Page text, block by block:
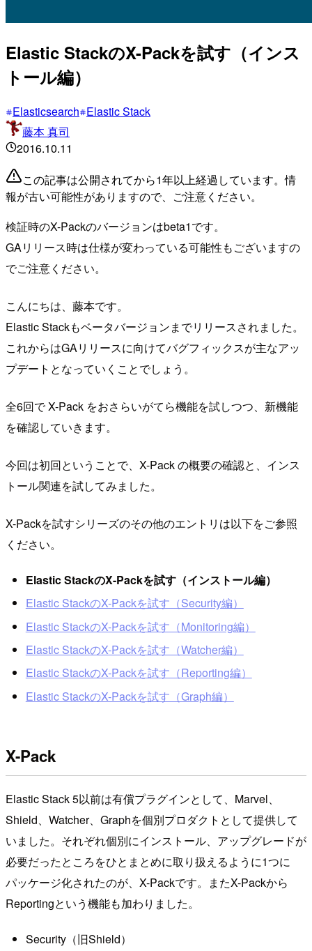
Elastic StackのX-Packを試す（インス
トール編）
Elasticsearch Elastic Stack
藤本 真司
2016.10.11
この記事は公開されてから1年以上経過しています。情
報が古い可能性がありますので、ご注意ください。
検証時のX-Packのバージョンはbeta1です。
GAリリース時は仕様が変わっている可能性もございますの
でご注意ください。
こんにちは、藤本です。
Elastic Stackもベータバージョンまでリリースされました。
これからはGAリリースに向けてバグフィックスが主なアッ
プデートとなっていくことでしょう。
全6回で X-Pack をおさらいがてら機能を試しつつ、新機能
を確認していきます。
今回は初回ということで、X-Pack の概要の確認と、インス
トール関連を試してみました。
X-Packを試すシリーズのその他のエントリは以下をご参照
ください。
Elastic StackのX-Packを試す（インストール編）
Elastic StackのX-Packを試す（Security編）
Elastic StackのX-Packを試す（Monitoring編）
Elastic StackのX-Packを試す（Watcher編）
Elastic StackのX-Packを試す（Reporting編）
Elastic StackのX-Packを試す（Graph編）
X-Pack
Elastic Stack 5以前は有償プラグインとして、Marvel、
Shield、Watcher、Graphを個別プロダクトとして提供して
いました。それぞれ個別にインストール、アップグレードが
必要だったところをひとまとめに取り扱えるように1つに
パッケージ化されたのが、X-Packです。またX-Packから
Reportingという機能も加わりました。
Security（旧Shield）